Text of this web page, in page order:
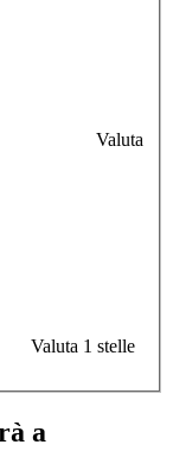
Valuta
Valuta 1 stelle
a